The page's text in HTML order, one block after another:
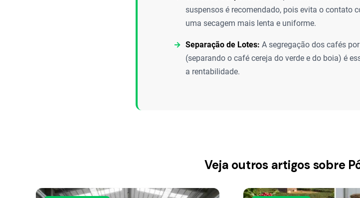
suspensos é recomendado, pois evita o contato
uma secagem mais lenta e uniforme.
Separação de Lotes: A segregação dos cafés
(separando o café cereja do verde e do boia) é
a rentabilidade.
Veja outros artigos sobre